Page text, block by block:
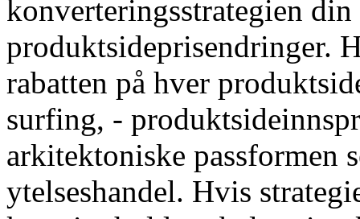
konverteringsstrategien
produktsideprisendringer.
rabatten på hver
surfing, -
arkitektoniske passformen
ytelseshandel. Hvis